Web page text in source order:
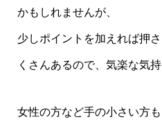
かもしれませんが、
少しポイントを加えれば押
くさんあるので、気楽な気
女性の方など手の小さい方